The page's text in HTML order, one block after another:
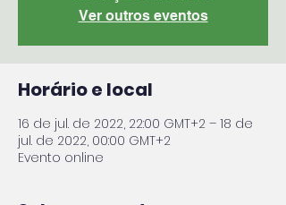
Ver outros eventos
Horário e local
16 de jul. de 2022, 22:00 GMT+2 – 18 de
jul. de 2022, 00:00 GMT+2
Evento online